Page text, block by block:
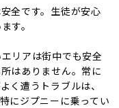
全です。生徒が安心
す。
リアは街中でも安全
はありません。常に
く遭うトラブルは、
にジプニーに乗ってい